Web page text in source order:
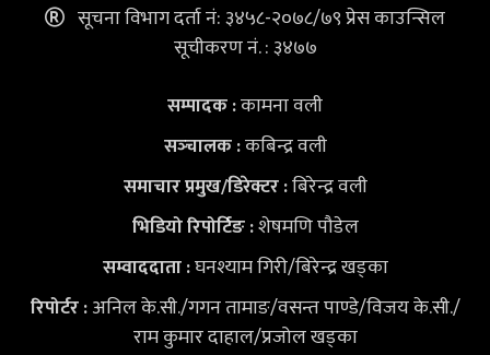
सूचना विभाग दर्ता नं: ३४५८-२०७८/७९ प्रेस काउन्सिल
सूचीकरण नं. : ३४७७
सम्पादक :कामना वली
सञ्‍चालक :कबिन्द्र वली
समाचार प्रमुख/डिरेक्टर :बिरेन्द्र वली
भिडियोरिपोर्टिङ :शेषमणि पौडेल
सम्वाददाता :घनश्याम गिरी/बिरेन्द्र खड्का
रिपोर्टर :अनिल के.सी./गगन तामाङ/वसन्त पाण्डे/विजय के.सी./
राम कुमार दाहाल/प्रजोल खड्का